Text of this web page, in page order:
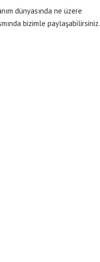
dünyasında ne üzere
bizimle paylaşabilirsiniz.